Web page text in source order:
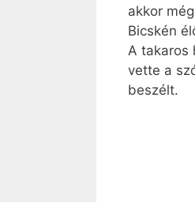
akkor
Bicskén
A takaros
vette a
beszélt.